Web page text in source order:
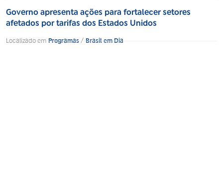
Governo apresenta ações para fortalecer setores
afetados por tarifas dos Estados Unidos
Localizado em Programas/ Brasil em Dia